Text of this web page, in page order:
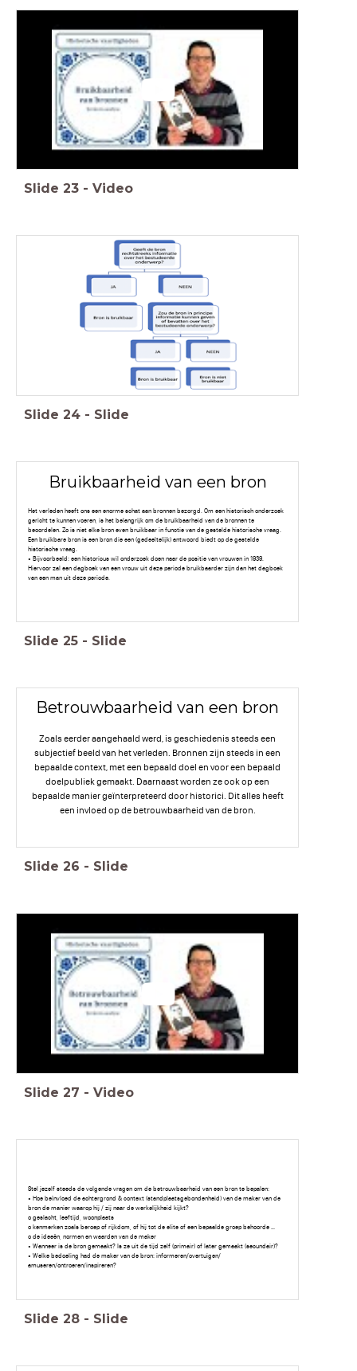
Slide 23 - Video
Slide 24 - Slide
Bruikbaarheid van een bron
Het verleden heeft ons een enorme schat aan bronnen bezorgd. Om een historisch onderzoek
gericht te kunnen voeren, is het belangrijk om de bruikbaarheid van de bronnen te
beoordelen. Zo is niet elke bron even bruikbaar in functie van de gestelde historische vraag.
Een bruikbare bron is een bron die een (gedeeltelijk) antwoord biedt op de gestelde
historische vraag.
• Bijvoorbeeld: een historicus wil onderzoek doen naar de positie van vrouwen in 1939.
Hiervoor zal een dagboek van een vrouw uit deze periode bruikbaarder zijn dan het dagboek
van een man uit deze periode.
Slide 25 - Slide
Betrouwbaarheid van een bron
Zoals eerder aangehaald werd, is geschiedenis steeds een
subjectief beeld van het verleden. Bronnen zijn steeds in een
bepaalde context, met een bepaald doel en voor een bepaald
doelpubliek gemaakt. Daarnaast worden ze ook op een
bepaalde manier geïnterpreteerd door historici. Dit alles heeft
een invloed op de betrouwbaarheid van de bron.
Slide 26 - Slide
Slide 27 - Video
Stel jezelf steeds de volgende vragen om de betrouwbaarheid van een bron te bepalen:
• Hoe beïnvloed de achtergrond & context (standplaatsgebondenheid) van de maker van de
bron de manier waarop hij / zij naar de werkelijkheid kijkt?
o geslacht, leeftijd, woonplaats
o kenmerken zoals beroep of rijkdom, of hij tot de elite of een bepaalde groep behoorde …
o de ideeën, normen en waarden van de maker
• Wanneer is de bron gemaakt? Is ze uit de tijd zelf (primair) of later gemaakt (secundair)?
• Welke bedoeling had de maker van de bron: informeren/overtuigen/
amuseren/ontroeren/inspireren?
Slide 28 - Slide